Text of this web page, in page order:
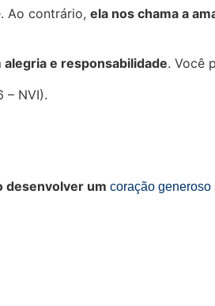
Ao contrário, ela nos chama a
alegria e responsabilidade. Você
– NVI).
desenvolver um coração